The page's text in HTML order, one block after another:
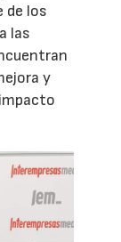
de los
las
y